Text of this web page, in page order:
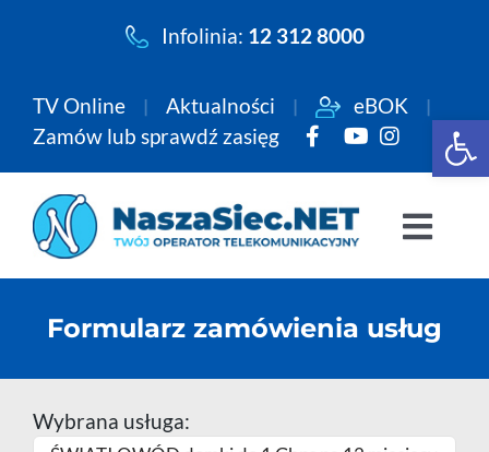
Infolinia: 12 312 8000
TV Online Aktualności
eBOK
Zamów lub sprawdź zasięg
Telewizja
Formularz zamówienia usług
Wybrana usługa: